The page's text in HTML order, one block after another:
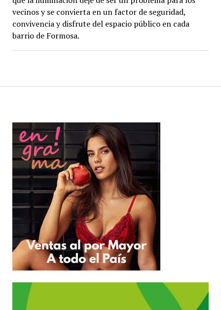
vecinos y se convierta en un factor de seguridad,
convivencia y disfrute del espacio público en cada
barrio de Formosa.